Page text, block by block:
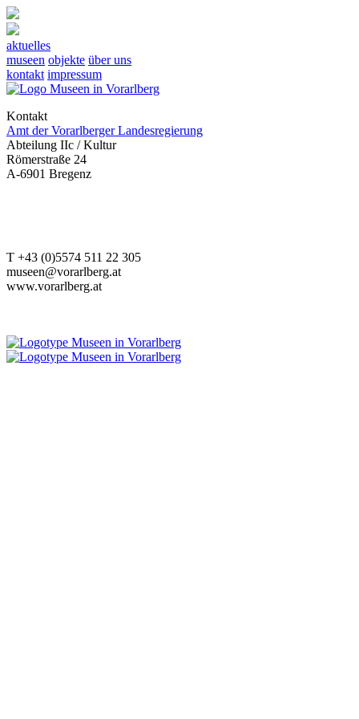
aktuelles
museen objekte über uns
kontakt impressum
Kontakt
Amt der Vorarlberger Landesregierung
Abteilung IIc / Kultur
Römerstraße 24
A-6901 Bregenz
T +43 (0)5574 511 22 305
museen@vorarlberg.at
www.vorarlberg.at